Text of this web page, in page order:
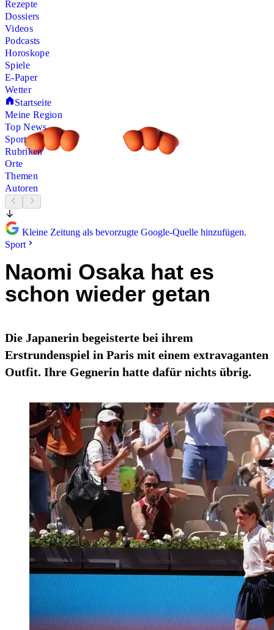
Rezepte
Dossiers
Videos
Podcasts
Horoskope
Spiele
E-Paper
Wetter
Startseite
Meine Region
Top News
Sport
Rubriken
Orte
Themen
Autoren
Kleine Zeitung als bevorzugte Google-Quelle hinzufügen.
Sport
Naomi Osaka hat es
schon wieder getan
Die Japanerin begeisterte bei ihrem
Erstrundenspiel in Paris mit einem extravaganten
Outfit. Ihre Gegnerin hatte dafür nichts übrig.